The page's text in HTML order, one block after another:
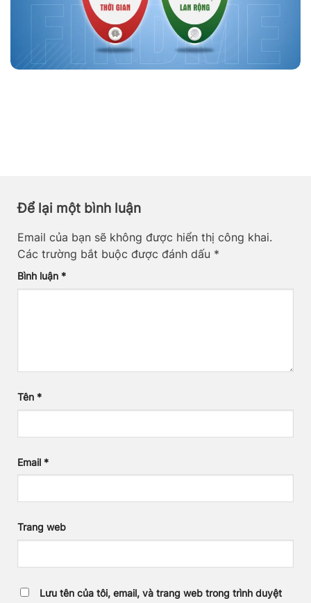
Để lại một bình luận
Email của bạn sẽ không được hiển thị công khai.
Các trường bắt buộc được đánh dấu *
Bình luận *
Tên *
Email *
Trang web
Lưu tên của tôi, email, và trang web trong trình duyệt